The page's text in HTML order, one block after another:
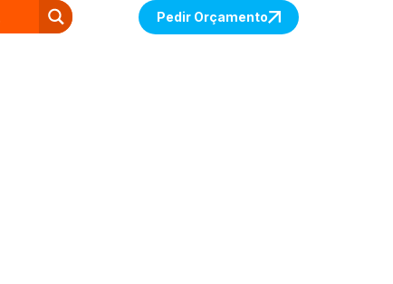
Pedir Orçamento